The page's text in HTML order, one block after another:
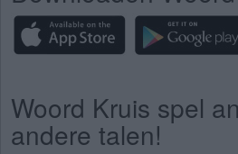
Woord Kruis spel
andere talen!